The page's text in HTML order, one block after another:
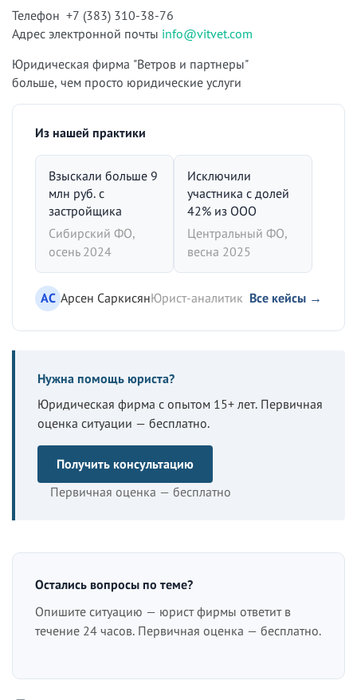
Телефон +7 (383) 310-38-76
Адрес электронной почты info@vitvet.com
Юридическая фирма "Ветров и партнеры"
больше, чем просто юридические услуги
Из нашей практики
Взыскали больше 9
млн руб. с
застройщика
Сибирский ФО,
осень 2024
Исключили
участника с долей
42% из ООО
Центральный ФО,
весна 2025
АС Арсен СаркисянЮрист-аналитик Все кейсы →
Нужна помощь юриста?
Юридическая фирма с опытом 15+ лет. Первичная
оценка ситуации — бесплатно.
Получить консультацию
Первичная оценка — бесплатно
Остались вопросы по теме?
Опишите ситуацию — юрист фирмы ответит в
течение 24 часов. Первичная оценка — бесплатно.